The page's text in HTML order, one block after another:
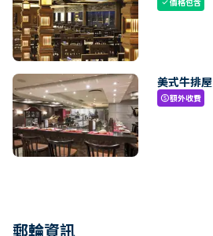
check
美式牛排屋
paid額外收費
郵輪資訊